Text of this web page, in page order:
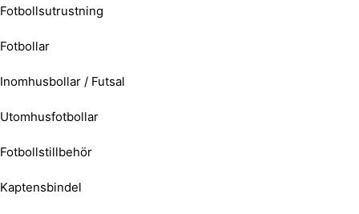
Fotbollsutrustning
Fotbollar
Inomhusbollar / Futsal
Utomhusfotbollar
Fotbollstillbehör
Kaptensbindel